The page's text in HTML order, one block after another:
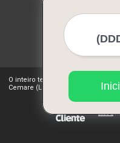
O inteiro teor deste site está
Cemare (Lei 9610 de 19/02/1998)